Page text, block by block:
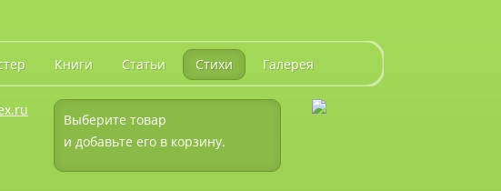
Книги Статьи Стихи Галерея
Выберите товар
и добавьте его в корзину.